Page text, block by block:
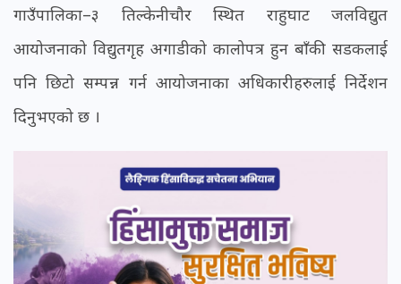
गाउँपालिका–३ तिल्केनीचौर स्थित राहुघाट जलविद्युत
आयोजनाको विद्युतगृह अगाडीको कालोपत्र हुन बाँकी सडकलाई
पनि छिटो सम्पन्न गर्न आयोजनाका अधिकारीहरुलाई निर्देशन
दिनुभएको छ ।